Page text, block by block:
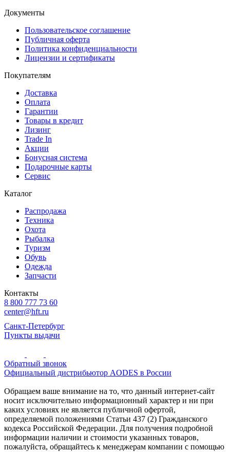
Документы
Пользовательское соглашение
Публичная оферта
Политика конфиденциальности
Лицензии и сертификаты
Покупателям
Доставка
Оплата
Гарантии
Товары в кредит
Лизинг
Trade In
Акции
Бонусная система
Подарочные карты
Сервис
Каталог
Распродажа
Техника
Охота
Рыбалка
Туризм
Обувь
Одежда
Запчасти
Контакты
8 800 777 73 60
center@hft.ru
Санкт-Петербург
Пункты выдачи
Обратный звонок
Официальный дистрибьютор AODES в России
Обращаем ваше внимание на то, что данный интернет-сайт
носит исключительно информационный характер и ни при
каких условиях не является публичной офертой,
определяемой положениями Статьи 437 (2) Гражданского
кодекса Российской Федерации. Для получения подробной
информации наличии и стоимости указанных товаров,
пожалуйста, обращайтесь к менеджерам компании с помощью